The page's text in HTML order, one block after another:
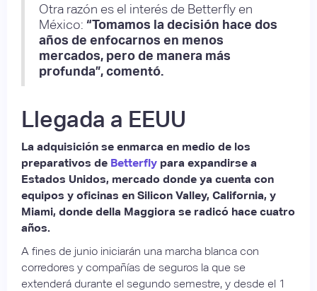
Otra razón es el interés de Betterfly en
México: “Tomamos la decisión hace dos
años de enfocarnos en menos
mercados, pero de manera más
profunda”, comentó.
Llegada a EEUU
La adquisición se enmarca en medio de los
preparativos de Betterfly para expandirse a
Estados Unidos, mercado donde ya cuenta con
equipos y oficinas en Silicon Valley, California, y
Miami, donde della Maggiora se radicó hace cuatro
años.
A fines de junio iniciarán una marcha blanca con
corredores y compañías de seguros la que se
extenderá durante el segundo semestre, y desde el 1